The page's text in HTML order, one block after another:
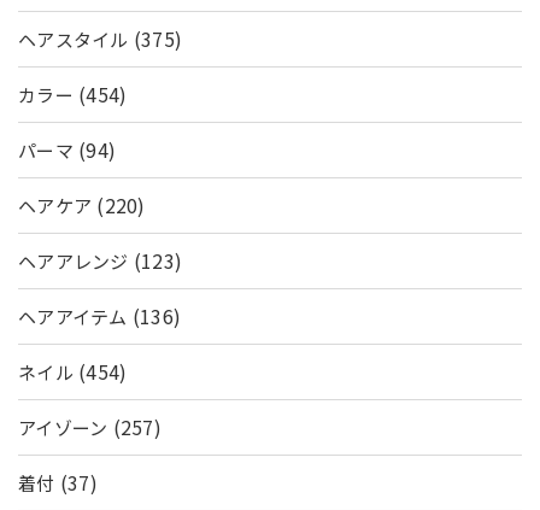
ヘアスタイル (375)
カラー (454)
パーマ (94)
ヘアケア (220)
ヘアアレンジ (123)
ヘアアイテム (136)
ネイル (454)
アイゾーン (257)
着付 (37)